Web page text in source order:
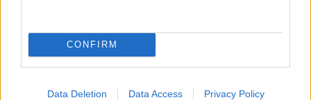
CONFIRM
Data Deletion Data Access Privacy Policy
Accessori IKEA per la cura delle piante: pratici e di